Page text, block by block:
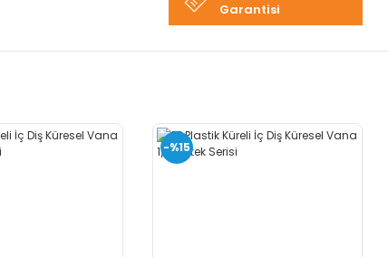
Garantisi
-%15